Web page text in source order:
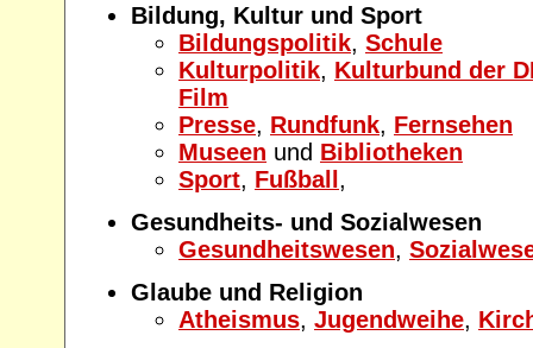
Bildung, Kultur und Sport
Bildungspolitik, Schule
Kulturpolitik, Kulturbund der
Film
Presse, Rundfunk, Fernsehen
Museen und Bibliotheken
Sport, Fußball,
Gesundheits- und Sozialwesen
Gesundheitswesen,
Glaube und Religion
Atheismus, Jugendweihe,